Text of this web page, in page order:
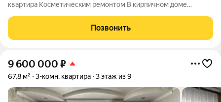
квартира Косметическим ремонтом В кирпичном доме
жизни Развитая инфраструктура: рядом школы, садики,
магазины, остановки и т.д. Приобретая
Позвонить
9 600 000 ₽
67,8 м² 3-комн. квартира 3 этаж из 9